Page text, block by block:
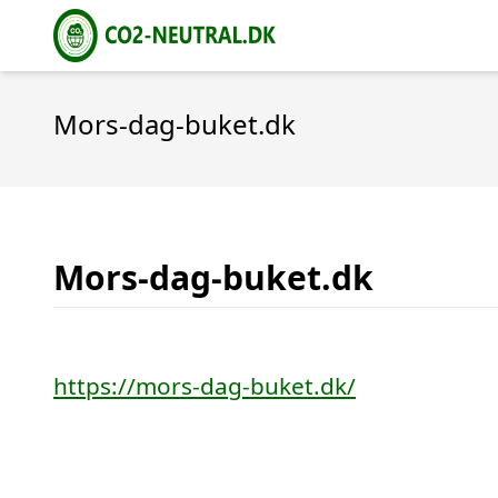
Mors-dag-buket.dk
Mors-dag-buket.dk
https://mors-dag-buket.dk/